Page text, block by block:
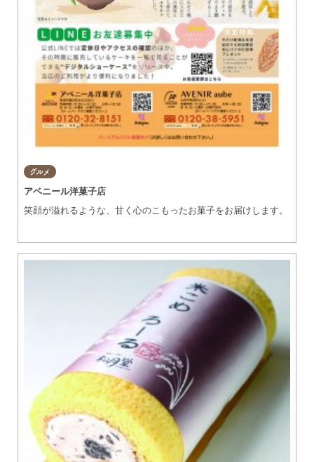
グルメ
アベニール洋菓子店
笑顔が溢れるような、甘く心のこもったお菓子をお届けします。